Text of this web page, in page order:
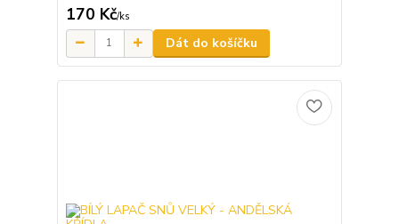
170 Kč/ks
Dát do košíčku